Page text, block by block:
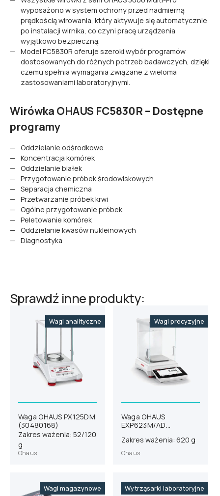
wyposażono w system ochrony przed nadmierną
prędkością wirowania, który aktywuje się automatycznie
po instalacji wirnika, co czyni pracę urządzenia
wyjątkowo bezpieczną.
Model FC5830R oferuje szeroki wybór programów
dostosowanych do różnych potrzeb badawczych, dzięki
czemu spełnia wymagania związane z wieloma
zastosowaniami laboratoryjnymi.
Wirówka OHAUS FC5830R – Dostępne
programy
Oddzielanie odśrodkowe
Koncentracja komórek
Oddzielanie białek
Przygotowanie próbek środowiskowych
Separacja chemiczna
Przetwarzanie próbek krwi
Ogólne przygotowanie próbek
Peletowanie komórek
Oddzielanie kwasów nukleinowych
Diagnostyka
Sprawdź inne produkty:
Wagi analityczne
Waga OHAUS PX125DM
(30480168)
Zakres ważenia: 52/120
g
Ohaus
Wagi precyzyjne
Waga OHAUS
EXP623M/AD
Zakres ważenia: 620 g
Ohaus
Wagi magazynowe Wytrząsarki laboratoryjne